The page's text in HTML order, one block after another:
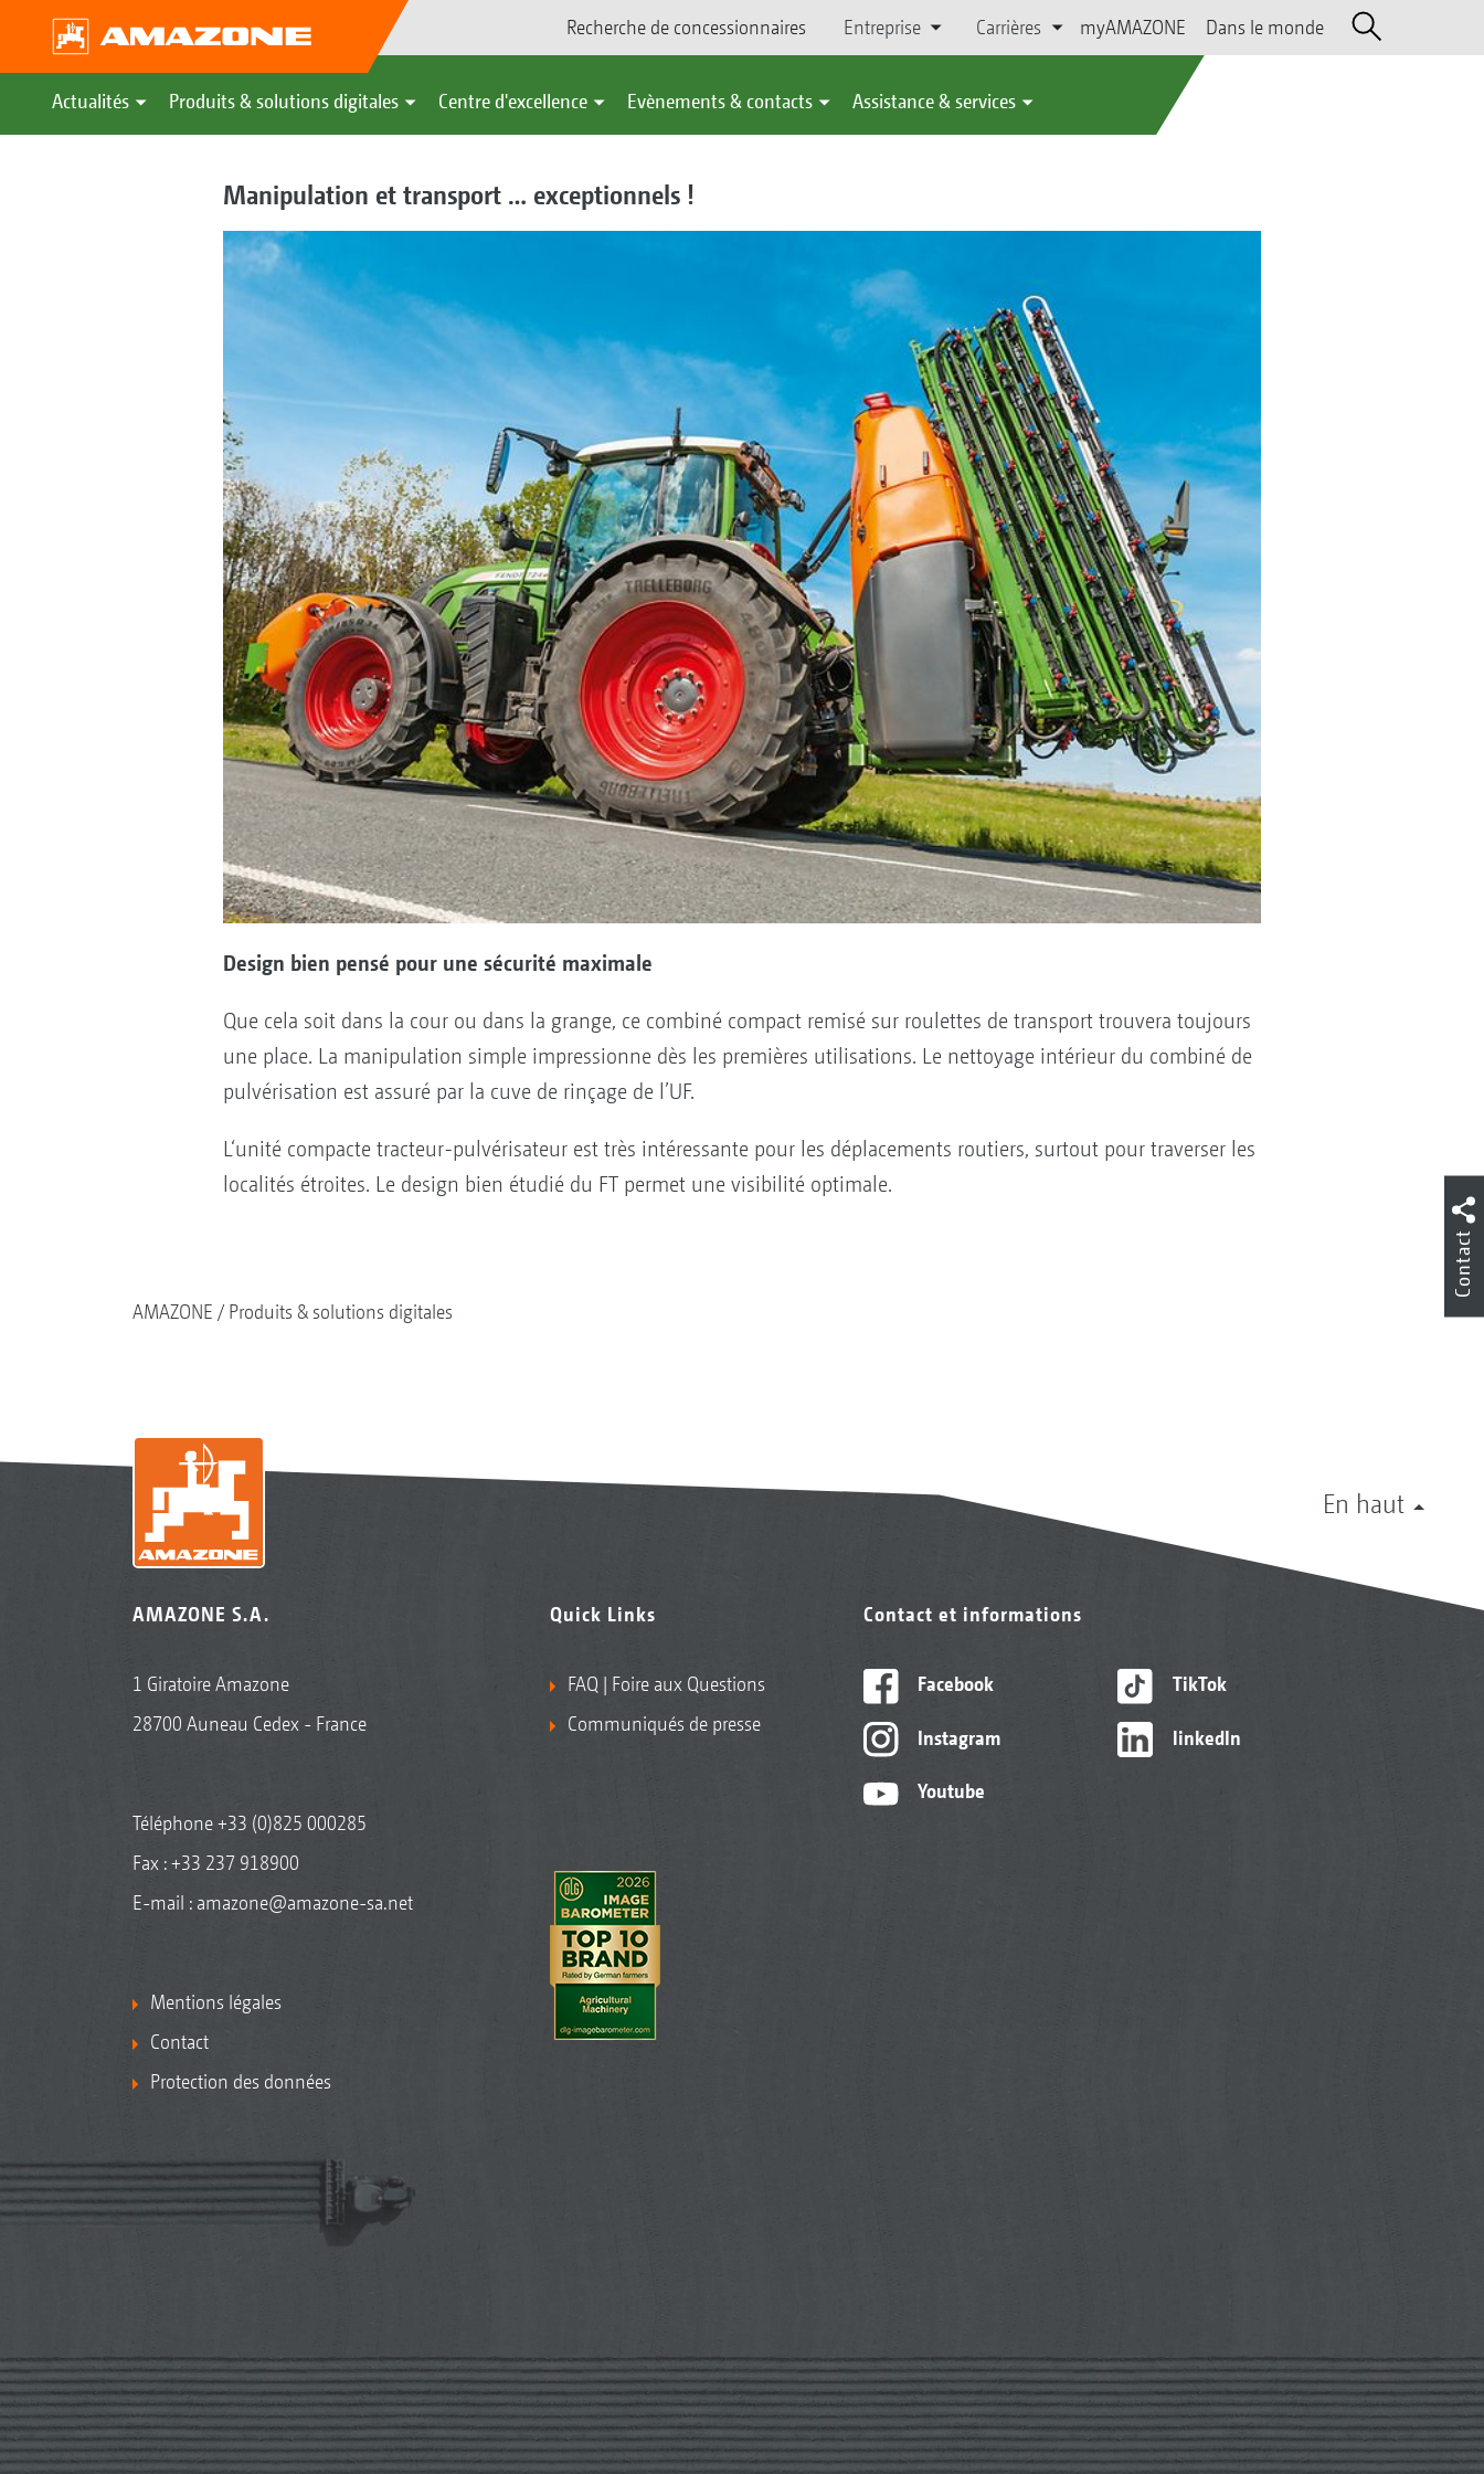
Recherche de concessionnaires Entreprise Carrières myAMAZONE Dans le monde
Actualités Produits & solutions digitales Centre d'excellence Evènements & contacts Assistance & services
Manipulation et transport … exceptionnels !
Design bien pensé pour une sécurité maximale
Que cela soit dans la cour ou dans la grange, ce combiné compact remisé sur roulettes de transport trouvera toujours
une place. La manipulation simple impressionne dès les premières utilisations. Le nettoyage intérieur du combiné de
pulvérisation est assuré par la cuve de rinçage de l’UF.
L‘unité compacte tracteur-pulvérisateur est très intéressante pour les déplacements routiers, surtout pour traverser les
localités étroites. Le design bien étudié du FT permet une visibilité optimale.
AMAZONE Produits & solutions digitales
En haut
AMAZONE S.A.
1 Giratoire Amazone
28700 Auneau Cedex - France
Téléphone+33 (0)825 000285
Fax : +33 237 918900
E-mail : amazone@amazone-sa.net
Mentions légales
Contact
Protection des données
Quick Links
FAQ | Foire aux Questions
Communiqués de presse
Contact et informations
Facebook
Instagram
Youtube
TikTok
linkedIn
Contact